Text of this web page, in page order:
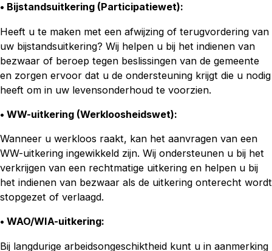
• Bijstandsuitkering (Participatiewet):
Heeft u te maken met een afwijzing of terugvordering van
uw bijstandsuitkering? Wij helpen u bij het indienen van
bezwaar of beroep tegen beslissingen van de gemeente
en zorgen ervoor dat u de ondersteuning krijgt die u nodig
heeft om in uw levensonderhoud te voorzien.
• WW-uitkering (Werkloosheidswet):
Wanneer u werkloos raakt, kan het aanvragen van een
WW-uitkering ingewikkeld zijn. Wij ondersteunen u bij het
verkrijgen van een rechtmatige uitkering en helpen u bij
het indienen van bezwaar als de uitkering onterecht wordt
stopgezet of verlaagd.
• WAO/WIA-uitkering:
Bij langdurige arbeidsongeschiktheid kunt u in aanmerking